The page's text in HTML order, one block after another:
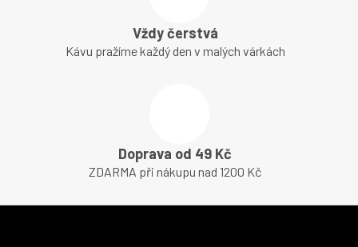
Vždy čerstvá
Kávu pražíme každý den v malých várkách
Doprava od 49 Kč
ZDARMA při nákupu nad 1200 Kč